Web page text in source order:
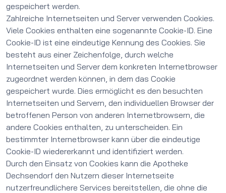
gespeichert werden.
Zahlreiche Internetseiten und Server verwenden Cookies.
Viele Cookies enthalten eine sogenannte Cookie-ID. Eine
Cookie-ID ist eine eindeutige Kennung des Cookies. Sie
besteht aus einer Zeichenfolge, durch welche
Internetseiten und Server dem konkreten Internetbrowser
zugeordnet werden können, in dem das Cookie
gespeichert wurde. Dies ermöglicht es den besuchten
Internetseiten und Servern, den individuellen Browser der
betroffenen Person von anderen Internetbrowsern, die
andere Cookies enthalten, zu unterscheiden. Ein
bestimmter Internetbrowser kann über die eindeutige
Cookie-ID wiedererkannt und identifiziert werden.
Durch den Einsatz von Cookies kann die Apotheke
Dechsendorf den Nutzern dieser Internetseite
nutzerfreundlichere Services bereitstellen, die ohne die